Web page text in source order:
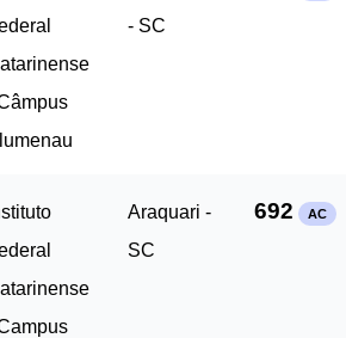
- SC
Araquari -
SC
692 AC